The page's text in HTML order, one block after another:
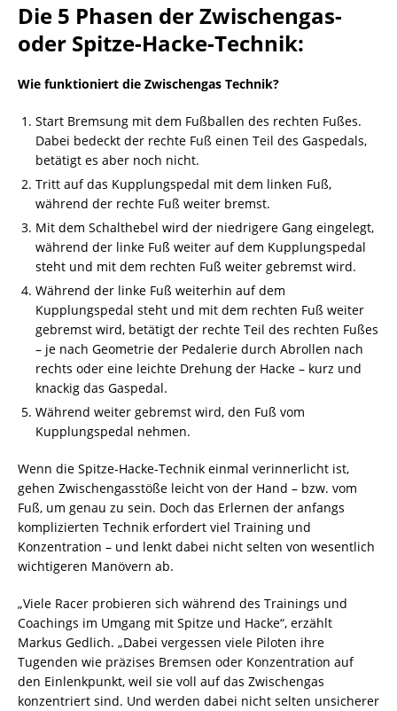
Die 5 Phasen der Zwischengas-
oder Spitze-Hacke-Technik:
Wie funktioniert die Zwischengas Technik?
Start Bremsung mit dem Fußballen des rechten Fußes.
Dabei bedeckt der rechte Fuß einen Teil des Gaspedals,
betätigt es aber noch nicht.
Tritt auf das Kupplungspedal mit dem linken Fuß,
während der rechte Fuß weiter bremst.
Mit dem Schalthebel wird der niedrigere Gang eingelegt,
während der linke Fuß weiter auf dem Kupplungspedal
steht und mit dem rechten Fuß weiter gebremst wird.
Während der linke Fuß weiterhin auf dem
Kupplungspedal steht und mit dem rechten Fuß weiter
gebremst wird, betätigt der rechte Teil des rechten Fußes
– je nach Geometrie der Pedalerie durch Abrollen nach
rechts oder eine leichte Drehung der Hacke – kurz und
knackig das Gaspedal.
Während weiter gebremst wird, den Fuß vom
Kupplungspedal nehmen.
Wenn die Spitze-Hacke-Technik einmal verinnerlicht ist,
gehen Zwischengasstöße leicht von der Hand – bzw. vom
Fuß, um genau zu sein. Doch das Erlernen der anfangs
komplizierten Technik erfordert viel Training und
Konzentration – und lenkt dabei nicht selten von wesentlich
wichtigeren Manövern ab.
„Viele Racer probieren sich während des Trainings und
Coachings im Umgang mit Spitze und Hacke“, erzählt
Markus Gedlich. „Dabei vergessen viele Piloten ihre
Tugenden wie präzises Bremsen oder Konzentration auf
den Einlenkpunkt, weil sie voll auf das Zwischengas
konzentriert sind. Und werden dabei nicht selten unsicherer